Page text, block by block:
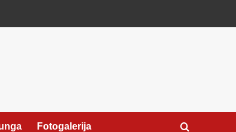
Fotogalerija